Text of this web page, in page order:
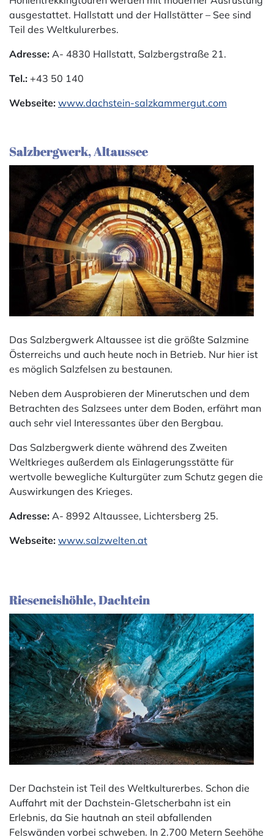
ausgestattet. Hallstatt und der Hallstätter – See sind
Teil des Weltkulurerbes.
Adresse: A- 4830 Hallstatt, Salzbergstraße 21.
Tel.: +43 50 140
Webseite: www.dachstein-salzkammergut.com
Salzbergwerk, Altaussee
Das Salzbergwerk Altaussee ist die größte Salzmine
Österreichs und auch heute noch in Betrieb. Nur hier ist
es möglich Salzfelsen zu bestaunen.
Neben dem Ausprobieren der Minerutschen und dem
Betrachten des Salzsees unter dem Boden, erfährt man
auch sehr viel Interessantes über den Bergbau.
Das Salzbergwerk diente während des Zweiten
Weltkrieges außerdem als Einlagerungsstätte für
wertvolle bewegliche Kulturgüter zum Schutz gegen die
Auswirkungen des Krieges.
Adresse: A- 8992 Altaussee, Lichtersberg 25.
Webseite: www.salzwelten.at
Rieseneishöhle, Dachtein
Der Dachstein ist Teil des Weltkulturerbes. Schon die
Auffahrt mit der Dachstein-Gletscherbahn ist ein
Erlebnis, da Sie hautnah an steil abfallenden
Felswänden vorbei schweben. In 2.700 Metern Seehöhe